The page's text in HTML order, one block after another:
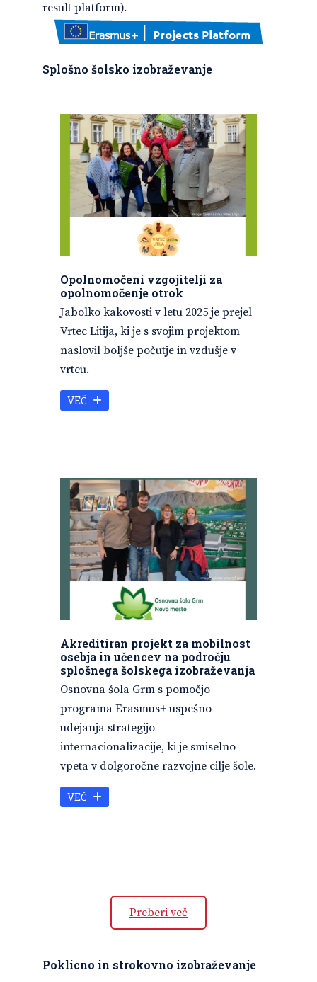
result platform).
Splošno šolsko izobraževanje
Opolnomočeni vzgojitelji za
opolnomočenje otrok
Jabolko kakovosti v letu 2025 je prejel
Vrtec Litija, ki je s svojim projektom
naslovil boljše počutje in vzdušje v
vrtcu.
VEČ
Akreditiran projekt za mobilnost
osebja in učencev na področju
splošnega šolskega izobraževanja
Osnovna šola Grm s pomočjo
programa Erasmus+ uspešno
udejanja strategijo
internacionalizacije, ki je smiselno
vpeta v dolgoročne razvojne cilje šole.
VEČ
Preberi več
Poklicno in strokovno izobraževanje